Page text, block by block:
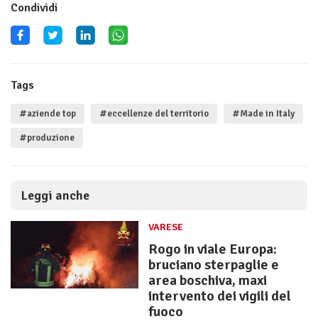
Condividi
Tags
#aziende top #eccellenze del territorio #Made in Italy
#produzione
Leggi anche
VARESE
Rogo in viale Europa:
bruciano sterpaglie e
area boschiva, maxi
intervento dei vigili del
fuoco